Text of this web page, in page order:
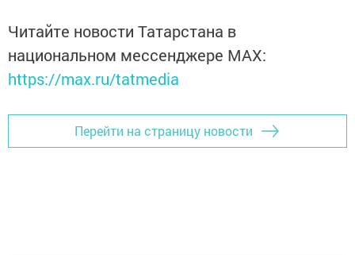
Читайте новости Татарстана в
национальном мессенджере MАХ:
https://max.ru/tatmedia
Перейти на страницу новости